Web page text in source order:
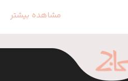
مشاهده بیشتر